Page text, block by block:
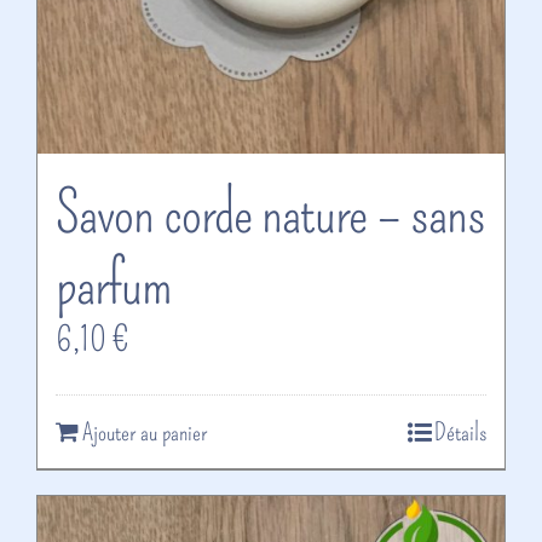
Savon corde nature – sans
parfum
6,10 €
Ajouter au panier Détails